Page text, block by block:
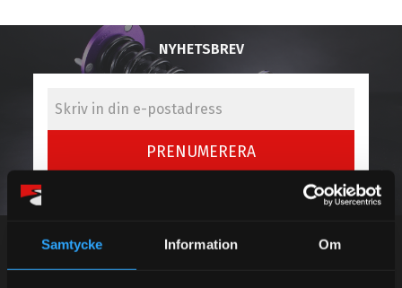
Samtycke Information Om
NYHETSBREV
PRENUMERERA
integritetspolicy.